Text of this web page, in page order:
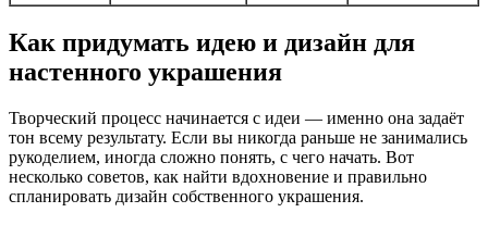
Как придумать идею и дизайн для
настенного украшения
Творческий процесс начинается с идеи — именно она задаёт
тон всему результату. Если вы никогда раньше не занимались
рукоделием, иногда сложно понять, с чего начать. Вот
несколько советов, как найти вдохновение и правильно
спланировать дизайн собственного украшения.